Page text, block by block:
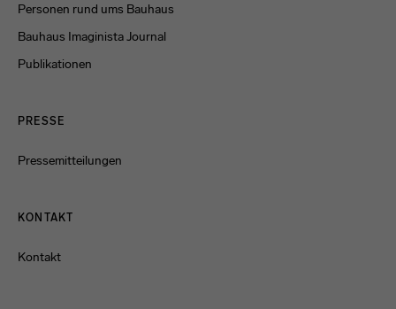
Personen rund ums Bauhaus
Bauhaus Imaginista Journal
Publikationen
PRESSE
Pressemitteilungen
KONTAKT
Kontakt